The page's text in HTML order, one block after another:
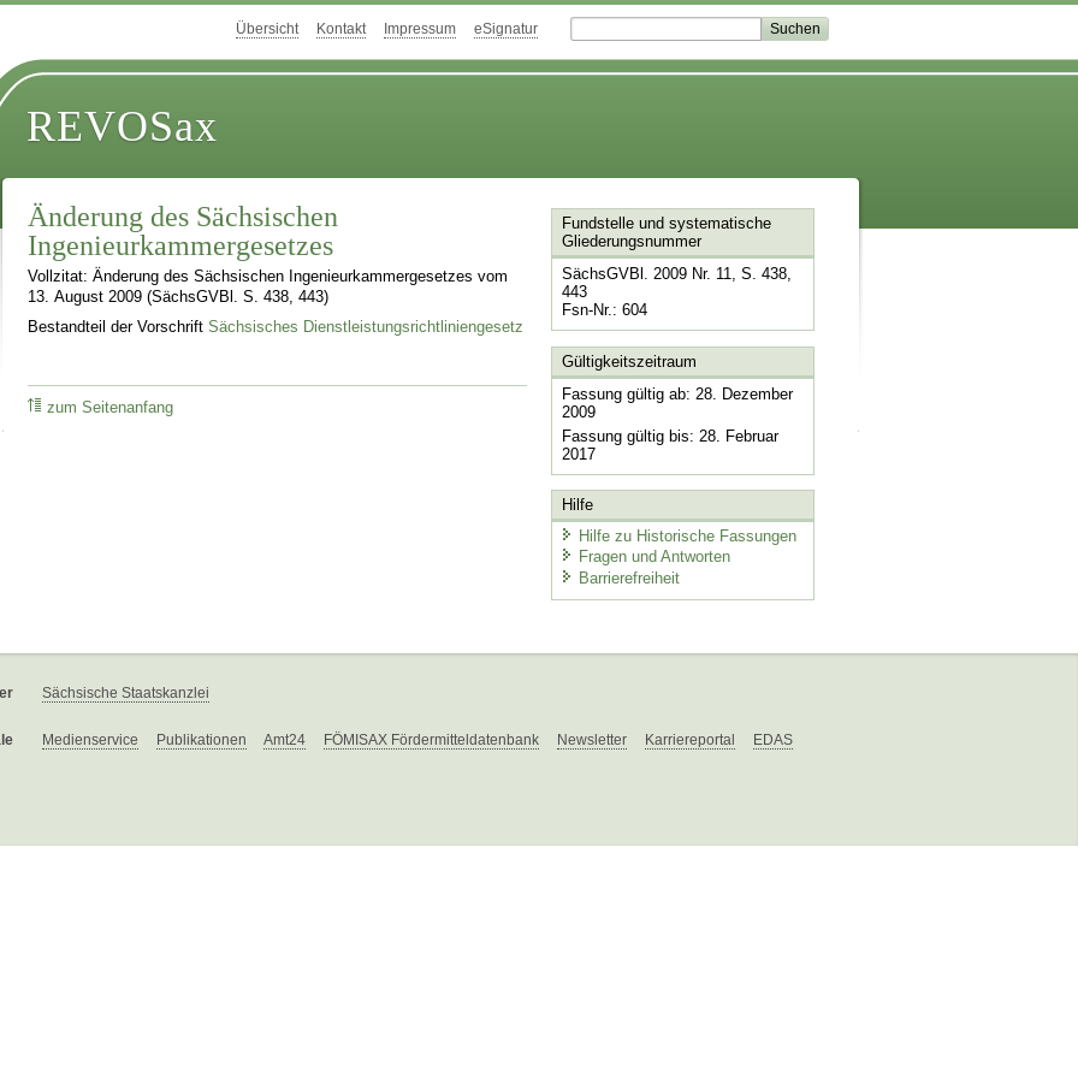
Übersicht Kontakt Impressum eSignatur
REVOSax
Änderung des Sächsischen
Ingenieurkammergesetzes
Vollzitat: Änderung des Sächsischen Ingenieurkammergesetzes vom
13. August 2009 (SächsGVBl. S. 438, 443)
Bestandteil der VorschriftSächsisches Dienstleistungsrichtliniengesetz
zum Seitenanfang
Fundstelle und systematische
Gliederungsnummer
SächsGVBl. 2009 Nr. 11, S. 438,
443
Fsn-Nr.: 604
Gültigkeitszeitraum
Fassung gültig ab: 28. Dezember
2009
Fassung gültig bis: 28. Februar
2017
Hilfe
Hilfe zu Historische Fassungen
Fragen und Antworten
Barrierefreiheit
Sächsische Staatskanzlei
Medienservice Publikationen Amt24 FÖMISAX Fördermitteldatenbank Newsletter Karriereportal EDAS